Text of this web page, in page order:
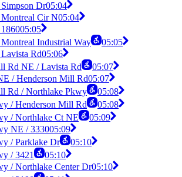
Dr05:04
Cir N05:04
05:05
Industrial Way
05:05
Rd05:06
Rd NE / Lavista Rd
05:07
/ Henderson Mill Rd05:07
Rd / Northlake Pkwy
05:08
/ Henderson Mill Rd
05:08
/ Northlake Ct NE
05:09
NE / 333005:09
/ Parklake Dr
05:10
/ 3421
05:10
/ Northlake Center Dr05:10